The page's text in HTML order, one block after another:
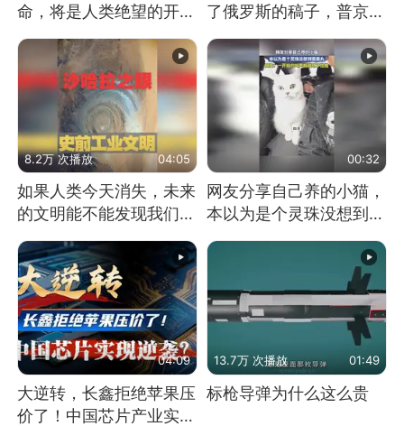
命，将是人类绝望的开
始？
了俄罗斯的稿子，普京说
战胜自己就是胜利
8.2万 次播放 04:05
如果人类今天消失，未来
的文明能不能发现我们存
00:32
网友分享自己养的小猫，
本以为是个灵珠没想到是
04:09
大逆转，长鑫拒绝苹果压
价了！中国芯片产业实现
13.7万 次播放 01:49
标枪导弹为什么这么贵